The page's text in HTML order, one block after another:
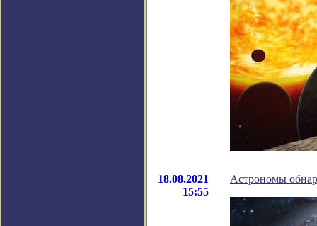
18.08.2021
15:55
Астрономы